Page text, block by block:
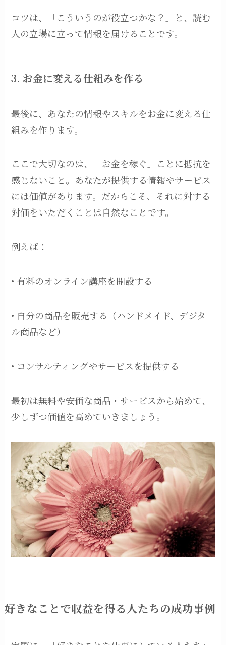
コツは、「こういうのが役立つかな？」と、読む
人の立場に立って情報を届けることです。
3. お金に変える仕組みを作る
最後に、あなたの情報やスキルをお金に変える仕
組みを作ります。
ここで大切なのは、「お金を稼ぐ」ことに抵抗を
感じないこと。あなたが提供する情報やサービス
には価値があります。だからこそ、それに対する
対価をいただくことは自然なことです。
例えば：
• 有料のオンライン講座を開設する
• 自分の商品を販売する（ハンドメイド、デジタ
ル商品など）
• コンサルティングやサービスを提供する
最初は無料や安価な商品・サービスから始めて、
少しずつ価値を高めていきましょう。
好きなことで収益を得る人たちの成功事例